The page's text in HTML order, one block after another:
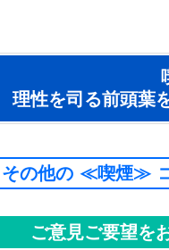
理性を司る前頭葉
その他の ≪喫煙≫
ご意見ご要望を